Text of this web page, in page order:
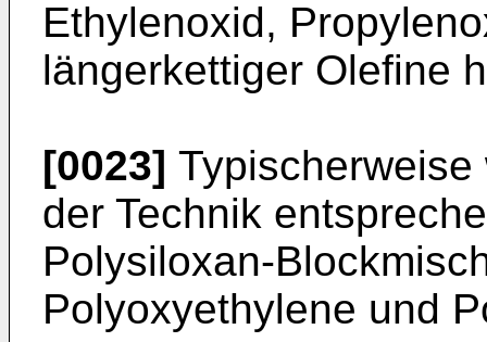
Ethylenoxid,
längerkettiger Olefine
[0023]
der Technik
Polysiloxan-
Polyoxyethylene und